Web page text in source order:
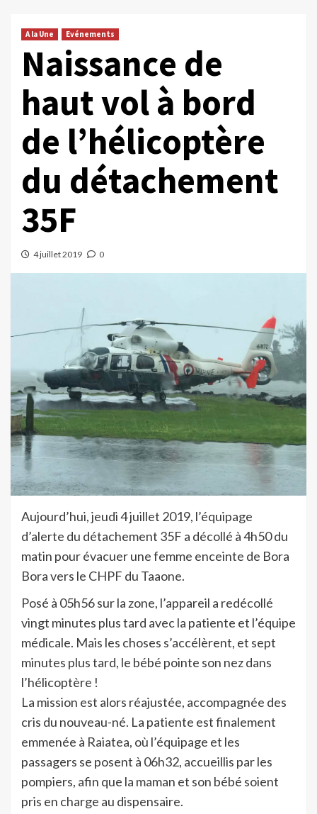
A la Une Evénements
Naissance de
haut vol à bord
de l’hélicoptère
du détachement
35F
4 juillet 2019 0
Aujourd’hui, jeudi 4 juillet 2019, l’équipage
d’alerte du détachement 35F a décollé à 4h50 du
matin pour évacuer une femme enceinte de Bora
Bora vers le CHPF du Taaone.
Posé à 05h56 sur la zone, l’appareil a redécollé
vingt minutes plus tard avec la patiente et l’équipe
médicale. Mais les choses s’accélèrent, et sept
minutes plus tard, le bébé pointe son nez dans
l’hélicoptère !
La mission est alors réajustée, accompagnée des
cris du nouveau-né. La patiente est finalement
emmenée à Raiatea, où l’équipage et les
passagers se posent à 06h32, accueillis par les
pompiers, afin que la maman et son bébé soient
pris en charge au dispensaire.